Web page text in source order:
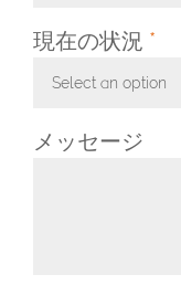
現在の状況 *
Select an option
メッセージ